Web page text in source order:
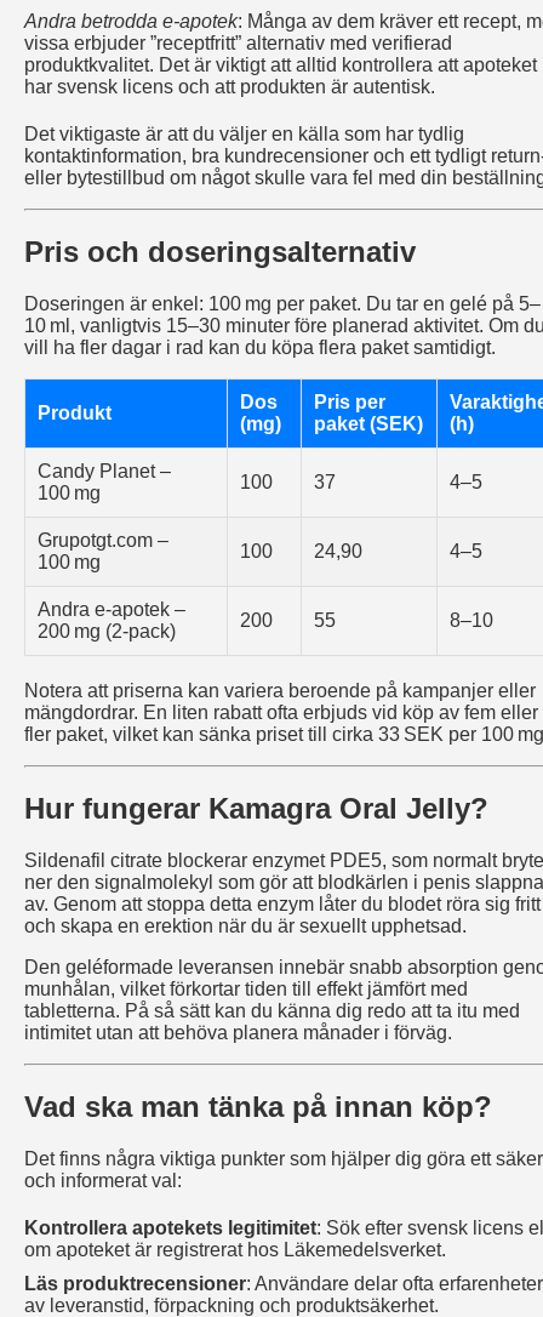
Andra betrodda e-apotek: Många av dem kräver ett recept,
vissa erbjuder ”receptfritt” alternativ med verifierad
produktkvalitet. Det är viktigt att alltid kontrollera att apoteket
har svensk licens och att produkten är autentisk.
Det viktigaste är att du väljer en källa som har tydlig
kontaktinformation, bra kundrecensioner och ett tydligt
eller bytestillbud om något skulle vara fel med din
Pris och doseringsalternativ
Doseringen är enkel: 100 mg per paket. Du tar en gelé på 5–
10 ml, vanligtvis 15–30 minuter före planerad aktivitet. Om
vill ha fler dagar i rad kan du köpa flera paket samtidigt.
Produkt
Dos
(mg)
Pris per
paket (SEK)
(h)
Candy Planet –
100 mg
100 37 4–5
Grupotgt.com –
100 mg
100 24,90 4–5
Andra e-apotek –
200 mg (2‑pack)
200 55 8–10
Notera att priserna kan variera beroende på kampanjer eller
mängdordrar. En liten rabatt ofta erbjuds vid köp av fem eller
fler paket, vilket kan sänka priset till cirka 33 SEK per 100
Hur fungerar Kamagra Oral Jelly?
Sildenafil citrate blockerar enzymet PDE5, som normalt
ner den signalmolekyl som gör att blodkärlen i penis
av. Genom att stoppa detta enzym låter du blodet röra sig fritt
och skapa en erektion när du är sexuellt upphetsad.
Den geléformade leveransen innebär snabb absorption
munhålan, vilket förkortar tiden till effekt jämfört med
tabletterna. På så sätt kan du känna dig redo att ta itu med
intimitet utan att behöva planera månader i förväg.
Vad ska man tänka på innan köp?
Det finns några viktiga punkter som hjälper dig göra ett
och informerat val:
Kontrollera apotekets legitimitet: Sök efter svensk licens
om apoteket är registrerat hos Läkemedelsverket.
Läs produktrecensioner: Användare delar ofta erfarenheter
av leveranstid, förpackning och produktsäkerhet.